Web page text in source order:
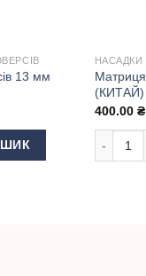
13 мм
13 мм (КИТАЙ) кількість
(КИТАЙ)
400.00 ₴